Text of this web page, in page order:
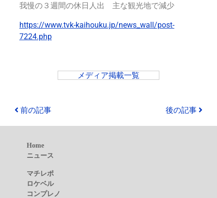
我慢の３週間の休日人出 主な観光地で減少
https://www.tvk-kaihouku.jp/news_wall/post-
7224.php
メディア掲載一覧
前の記事 後の記事
Home
ニュース
マチレポ
ロケベル
コンプレノ